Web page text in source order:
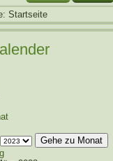
Startseite
Gehe zu Monat